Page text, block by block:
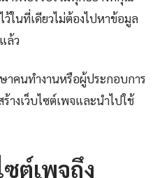
ว้ในที่เดียวไม่ต้องไปหาข้อมูล
ล้ว
คนทำงานหรือผู้ประกอบการ
างเว็บไซต์เพจและนำไปใช้
ซต์เพจถึง